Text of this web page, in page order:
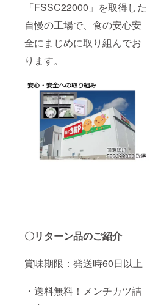
「FSSC22000」を取得した
自慢の工場で、食の安心安
全にまじめに取り組んでお
ります。
〇リターン品のご紹介
賞味期限：発送時60日以上
・送料無料！メンチカツ詰